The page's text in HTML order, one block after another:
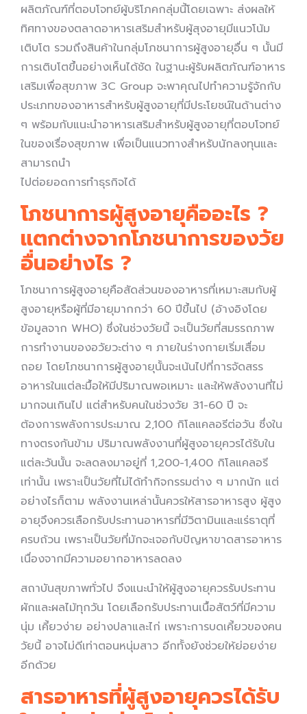
ผลิตภัณฑ์ที่ตอบโจทย์ผู้บริโภคกลุ่มนี้โดยเฉพาะ ส่งผลให้
ทิศทางของตลาดอาหารเสริมสำหรับผู้สุงอายุมีแนวโน้ม
เติบโต รวมถึงสินค้าในกลุ่มโภชนาการผู้สูงอายุอื่น ๆ นั้นมี
การเติบโตขึ้นอย่างเห็นได้ชัด ในฐานะผู้รับผลิตภัณฑ์อาหาร
เสริมเพื่อสุขภาพ 3C Group จะพาคุณไปทำความรู้จักกับ
ประเภทของอาหารสำหรับผู้สูงอายุที่มีประโยชน์ในด้านต่าง
ๆ พร้อมกับแนะนำอาหารเสริมสำหรับผู้สูงอายุที่ตอบโจทย์
ในของเรื่องสุขภาพ เพื่อเป็นแนวทางสำหรับนักลงทุนและ
สามารถนำ
ไปต่อยอดการทำธุรกิจได้
โภชนาการผู้สูงอายุคืออะไร ?
แตกต่างจากโภชนาการของวัย
อื่นอย่างไร ?
โภชนาการผู้สูงอายุคือสัดส่วนของอาหารที่เหมาะสมกับผู้
สูงอายุหรือผู้ที่มีอายุมากกว่า 60 ปีขึ้นไป (อ้างอิงโดย
ข้อมูลจาก WHO) ซึ่งในช่วงวัยนี้ จะเป็นวัยที่สมรรถภาพ
การทำงานของอวัยวะต่าง ๆ ภายในร่างกายเริ่มเสื่อม
ถอย โดยโภชนาการผู้สูงอายุนั้นจะเน้นไปที่การจัดสรร
อาหารในแต่ละมื้อให้มีปริมาณพอเหมาะ และให้พลังงานที่ไม่
มากจนเกินไป แต่สำหรับคนในช่วงวัย 31-60 ปี จะ
ต้องการพลังการประมาณ 2,100 กิโลแคลอรีต่อวัน ซึ่งใน
ทางตรงกันข้าม ปริมาณพลังงานที่ผู้สูงอายุควรได้รับใน
แต่ละวันนั้น จะลดลงมาอยู่ที่ 1,200-1,400 กิโลแคลอรี
เท่านั้น เพราะเป็นวัยที่ไม่ได้ทำกิจกรรมต่าง ๆ มากนัก แต่
อย่างไรก็ตาม พลังงานเหล่านั้นควรให้สารอาหารสูง ผู้สูง
อายุจึงควรเลือกรับประทานอาหารที่มีวิตามินและแร่ธาตุที่
ครบถ้วน เพราะเป็นวัยที่มักจะเจอกับปัญหาขาดสารอาหาร
เนื่องจากมีความอยากอาหารลดลง
สถาบันสุขภาพทั่วไป จึงแนะนำให้ผู้สูงอายุควรรับประทาน
ผักและผลไม้ทุกวัน โดยเลือกรับประทานเนื้อสัตว์ที่มีความ
นุ่ม เคี้ยวง่าย อย่างปลาและไก่ เพราะการบดเคี้ยวของคน
วัยนี้ อาจไม่ดีเท่าตอนหนุ่มสาว อีกทั้งยังช่วยให้ย่อยง่าย
อีกด้วย
สารอาหารที่ผู้สูงอายุควรได้รับ